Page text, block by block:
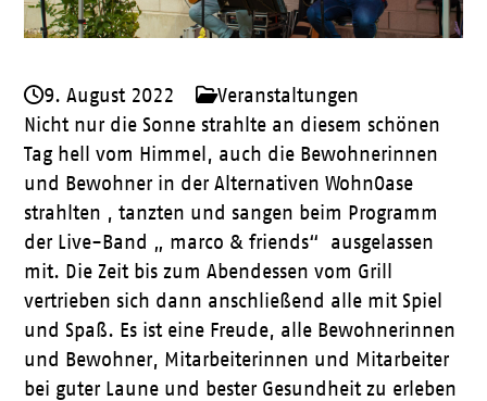
9. August 2022
Veranstaltungen
Nicht nur die Sonne strahlte an diesem schönen
Tag hell vom Himmel, auch die Bewohnerinnen
und Bewohner in der Alternativen WohnOase
strahlten , tanzten und sangen beim Programm
der Live-Band „ marco & friends“ ausgelassen
mit. Die Zeit bis zum Abendessen vom Grill
vertrieben sich dann anschließend alle mit Spiel
und Spaß. Es ist eine Freude, alle Bewohnerinnen
und Bewohner, Mitarbeiterinnen und Mitarbeiter
bei guter Laune und bester Gesundheit zu erleben